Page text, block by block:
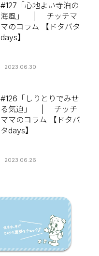
#127「心地よい寺泊の
海風」 | チッチマ
マのコラム 【ドタバタ
days】
2023.06.30
#126「しりとりでみせ
る気迫」 | チッチ
ママのコラム 【ドタバ
タdays】
2023.06.26